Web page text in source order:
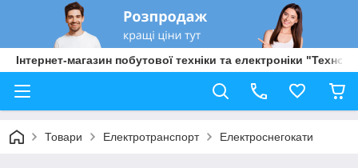
Інтернет-магазин побутової техніки та електроніки "Техно
Товари Електротранспорт Електроснегокати